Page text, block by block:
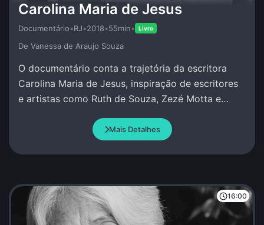
Carolina Maria de Jesus
Documentário•RJ•2018•55min• Livre
De Vanessa de Araujo Souza
O documentário conta a trajetória da escritora
Carolina Maria de Jesus, inspiração de escritores
e artistas como Ruth de Souza, Zezé Motta e
Mais Detalhes
16:00